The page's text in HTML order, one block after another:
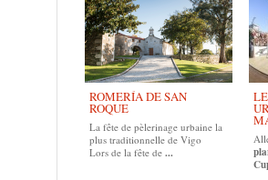
ROMERÍA DE SAN
ROQUE
La fête de pèlerinage urbaine la
plus traditionnelle de Vigo
Lors de la fête de ...